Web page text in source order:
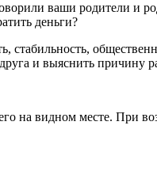
ваши родители и
деньги?
стабильность,
и выяснить причину
на видном месте. При